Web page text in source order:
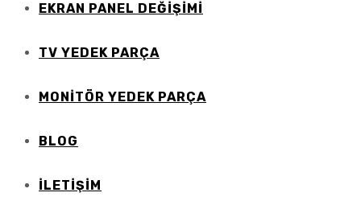
EKRAN PANEL DEĞİŞİMİ
TV YEDEK PARÇA
MONİTÖR YEDEK PARÇA
BLOG
İLETIŞIM